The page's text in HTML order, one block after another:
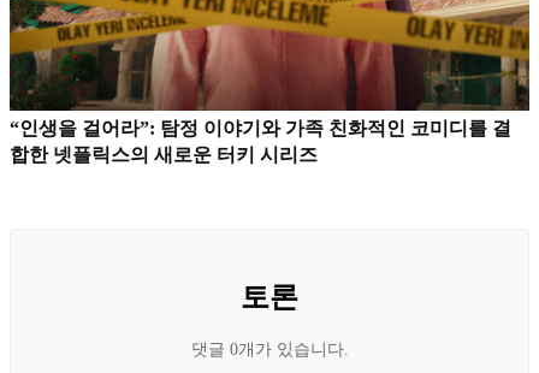
“인생을 걸어라”: 탐정 이야기와 가족 친화적인 코미디를 결
합한 넷플릭스의 새로운 터키 시리즈
토론
댓글 0개가 있습니다.